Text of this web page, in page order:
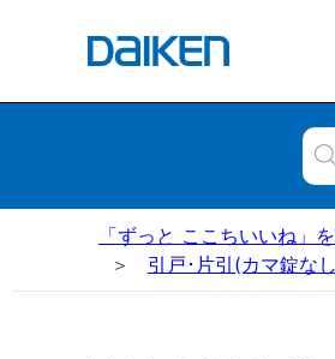
「ずっと ここちいいね
引戸･片引(カマ錠な